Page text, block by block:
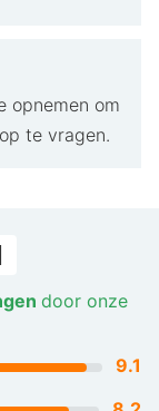
opnemen om
te vragen.
door onze
9.1